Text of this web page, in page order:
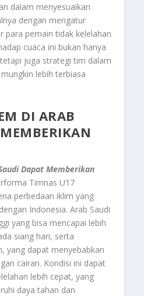
dalam menyesuaikan
dengan mengatur
para pemain tidak kelelahan
cuaca ini bukan hanya
juga strategi tim dalam
lebih terbiasa
DI ARAB
Dapat Memberikan
Timnas U17
perbedaan iklim yang
Indonesia. Arab Saudi
yang bisa mencapai lebih
siang hari, serta
yang dapat menyebabkan
cairan. Kondisi ini dapat
lebih cepat, yang
daya tahan dan